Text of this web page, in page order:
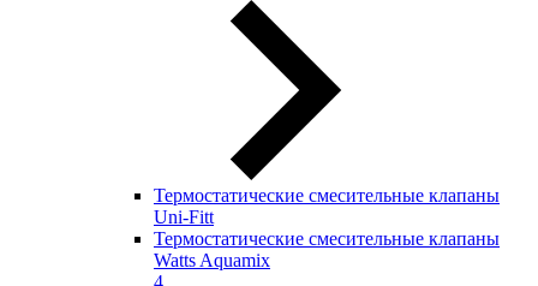
Термостатические смесительные клапаны
Uni-Fitt
Термостатические смесительные клапаны
Watts Aquamix
4